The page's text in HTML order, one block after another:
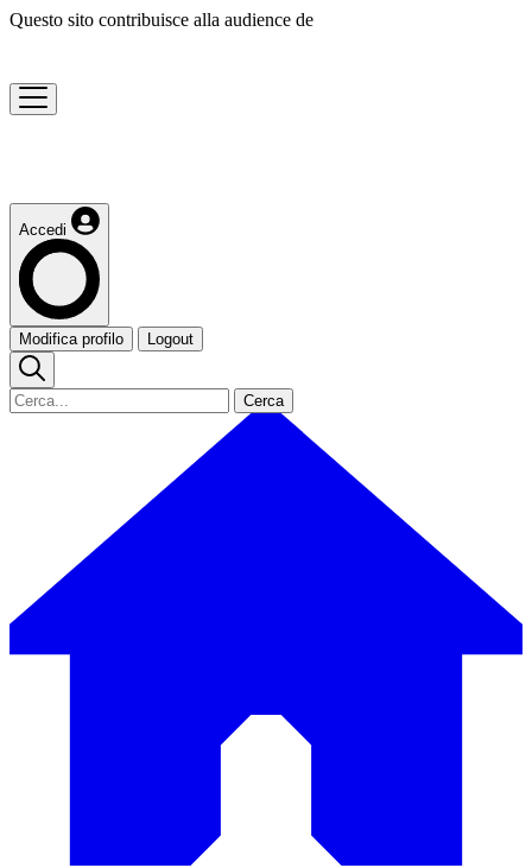
Questo sito contribuisce alla audience de
Accedi
Modifica profilo Logout
Cerca